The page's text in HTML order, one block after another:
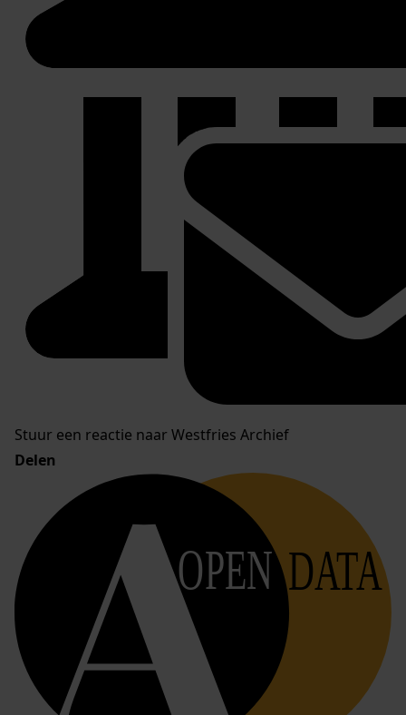
Stuur een reactie naar Westfries Archief
Delen
OPEN DATA